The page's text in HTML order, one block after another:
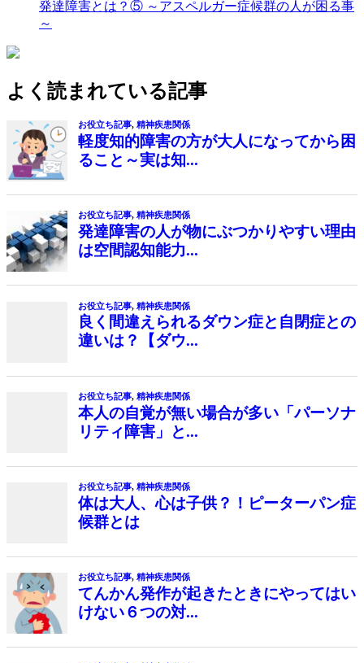
発達障害とは？⑤ ～アスペルガー症候群の人が困る事
～
よく読まれている記事
お役立ち記事, 精神疾患関係
軽度知的障害の方が大人になってから困
ること～実は知...
お役立ち記事, 精神疾患関係
発達障害の人が物にぶつかりやすい理由
は空間認知能力...
お役立ち記事, 精神疾患関係
良く間違えられるダウン症と自閉症との
違いは？【ダウ...
お役立ち記事, 精神疾患関係
本人の自覚が無い場合が多い「パーソナ
リティ障害」と...
お役立ち記事, 精神疾患関係
体は大人、心は子供？！ピーターパン症
候群とは
お役立ち記事, 精神疾患関係
てんかん発作が起きたときにやってはい
けない６つの対...